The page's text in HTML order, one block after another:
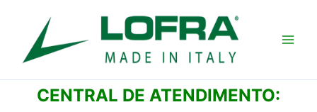
conteúdo
CENTRAL DE ATENDIMENTO: